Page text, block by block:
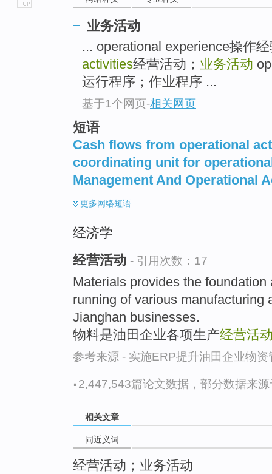
业务活动
... operational experience操作
activities经营活动； 业务活动
运行程序；作业程序 ...
基于1个网页-相关网页
短语
Cash flows from operational
coordinating unit for
Management And Operational
更多网络短语
经济学
经营活动 - 引用次数：17
Materials provides the
running of various manufacturing
Jianghan businesses.
物料是油田企业各项生产经营活
参考来源 - 实施ERP提升油田企业物资
·2,447,543篇论文数据，部分数据来
相关文章
同近义词
经营活动；业务活动